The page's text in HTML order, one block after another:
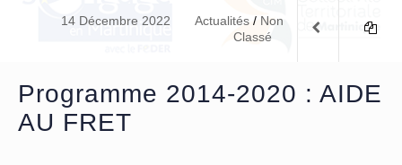
14 Décembre 2022 Actualités / Non
Classé
Programme 2014-2020 : AIDE
AU FRET